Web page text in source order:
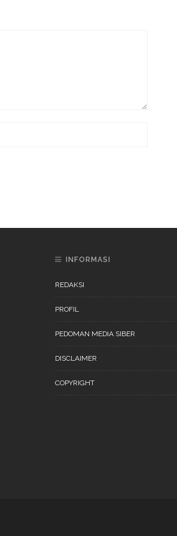
INFORMASI
REDAKSI
PROFIL
PEDOMAN MEDIA SIBER
DISCLAIMER
COPYRIGHT